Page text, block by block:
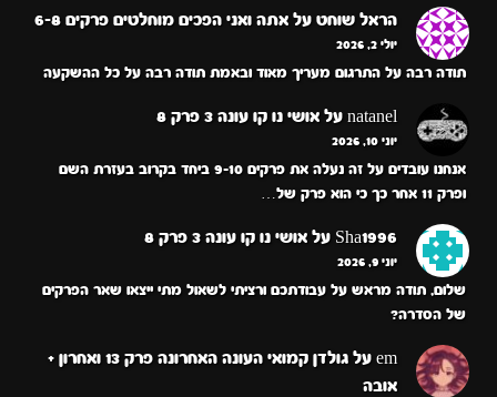
הראל שוחט על אתה ואני הפכים מוחלטים פרקים 6-8
יולי 2, 2026
תודה רבה על התרגום מעריך מאוד ובאמת תודה רבה על כל ההשקעה
natanel על אושי נו קו עונה 3 פרק 8
יוני 10, 2026
אנחנו עובדים על זה נעלה את פרקים 9-10 ביחד בקרוב בעזרת השם
ופרק 11 אחר כך כי הוא פרק של…
Sha1996 על אושי נו קו עונה 3 פרק 8
יוני 9, 2026
שלום, תודה מראש על עבודתכם ורציתי לשאול מתי ייצאו שאר הפרקים
של הסדרה?
em על
גולדן קמואי העונה האחרונה פרק 13 ואחרון +
אובה